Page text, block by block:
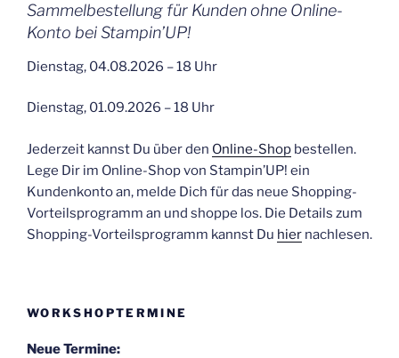
Sammelbestellung für Kunden ohne Online-
Konto bei Stampin’UP!
Dienstag, 04.08.2026 – 18 Uhr
Dienstag, 01.09.2026 – 18 Uhr
Jederzeit kannst Du über den Online-Shop bestellen.
Lege Dir im Online-Shop von Stampin’UP! ein
Kundenkonto an, melde Dich für das neue Shopping-
Vorteilsprogramm an und shoppe los. Die Details zum
Shopping-Vorteilsprogramm kannst Du hier nachlesen.
WORKSHOPTERMINE
Neue Termine: